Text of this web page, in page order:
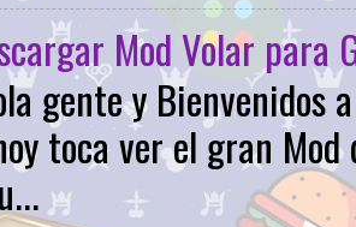
Mod Volar para
gente y Bienvenidos
toca ver el gran